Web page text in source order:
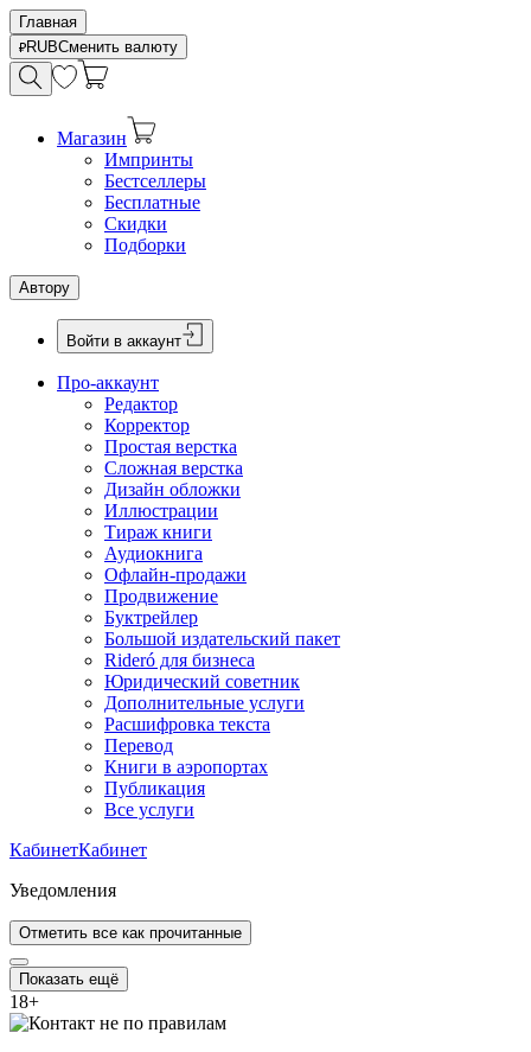
Главная
RUBСменить валюту
Магазин
Импринты
Бестселлеры
Бесплатные
Скидки
Подборки
Автору
Войти в аккаунт
Про-аккаунт
Редактор
Корректор
Простая верстка
Сложная верстка
Дизайн обложки
Иллюстрации
Тираж книги
Аудиокнига
Офлайн-продажи
Продвижение
Буктрейлер
Большой издательский пакет
Rideró для бизнеса
Юридический советник
Дополнительные услуги
Расшифровка текста
Перевод
Книги в аэропортах
Публикация
Все услуги
КабинетКабинет
Уведомления
Отметить все как прочитанные
Показать ещё
18+